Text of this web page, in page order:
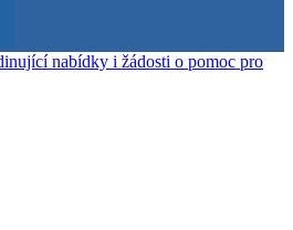
nabídky i žádosti o pomoc pro